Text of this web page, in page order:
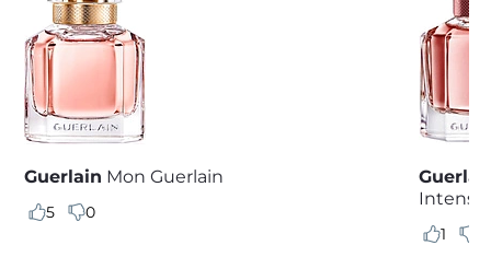
Guerlain Mon Guerlain
5 0
Intense
1